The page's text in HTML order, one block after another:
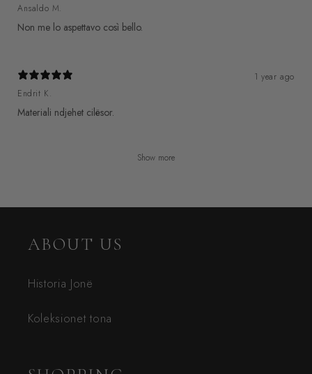
Ansaldo M.
Non me lo aspettavo così bello.
1 year ago
Endrit K.
Materiali ndjehet cilësor.
Show more
ABOUT US
Historia Jonë
Koleksionet tona